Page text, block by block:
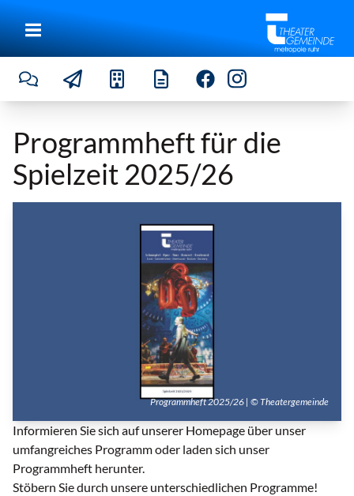
Programmheft für die
Spielzeit 2025/26
Informieren Sie sich auf unserer Homepage über unser
umfangreiches Programm oder laden sich unser
Programmheft herunter.
Stöbern Sie durch unsere unterschiedlichen Programme!
Programmheft 2025/26 | © Theatergemeinde